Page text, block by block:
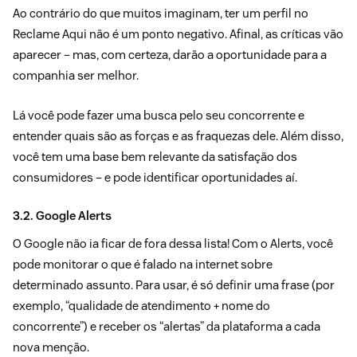
Ao contrário do que muitos imaginam, ter um perfil no
Reclame Aqui não é um ponto negativo. Afinal, as críticas vão
aparecer – mas, com certeza, darão a oportunidade para a
companhia ser melhor.
Lá você pode fazer uma busca pelo seu concorrente e
entender quais são as forças e as fraquezas dele. Além disso,
você tem uma base bem relevante da satisfação dos
consumidores – e pode identificar oportunidades aí.
3.2. Google Alerts
O Google não ia ficar de fora dessa lista! Com o Alerts, você
pode monitorar o que é falado na internet sobre
determinado assunto. Para usar, é só definir uma frase (por
exemplo, “qualidade de atendimento + nome do
concorrente”) e receber os “alertas” da plataforma a cada
nova menção.